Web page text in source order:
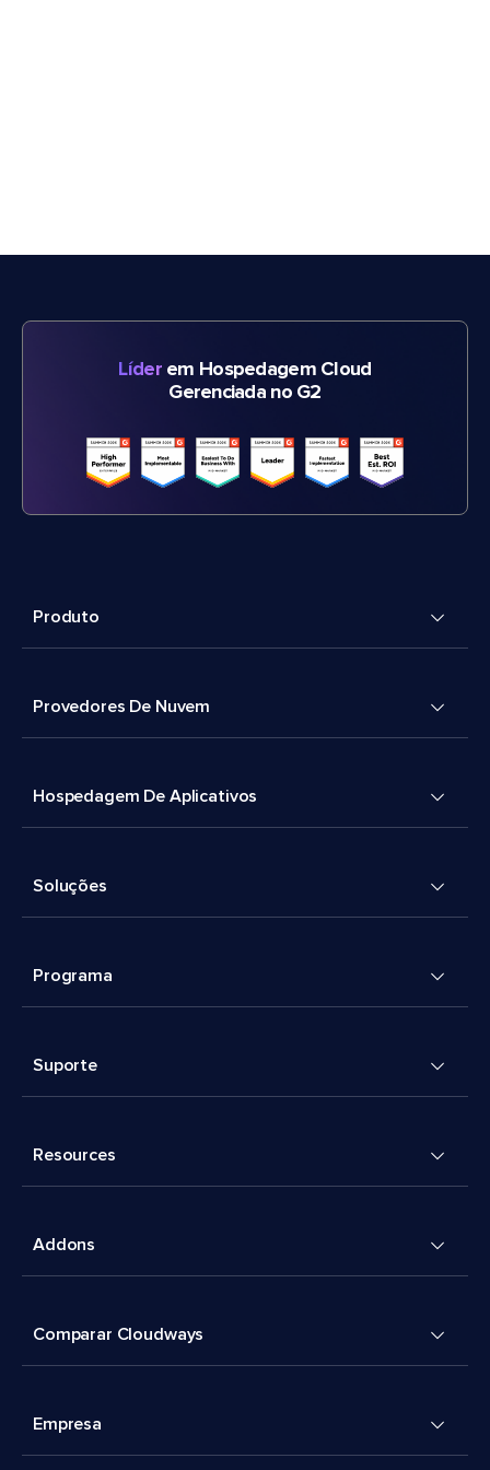
Líderem Hospedagem Cloud
Gerenciada no G2
Produto
Provedores De Nuvem
Hospedagem De Aplicativos
Soluções
Programa
Suporte
Resources
Addons
Comparar Cloudways
Empresa